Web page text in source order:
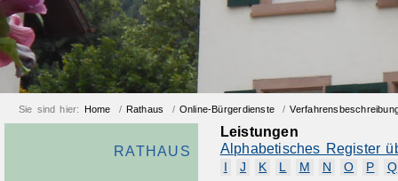
Sie sind hier: Home / Rathaus / Online-Bürgerdienste /
RATHAUS
Leistungen
Alphabetisches Register
J K L M N O P Q